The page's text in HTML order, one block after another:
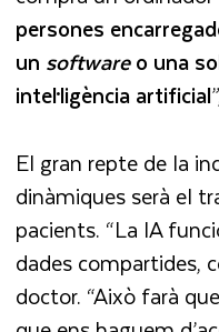
persones
un softwareo una
intel·ligència artificial
El gran repte de la
dinàmiques serà el
pacients. “La IA
dades compartides,
doctor. “Això farà